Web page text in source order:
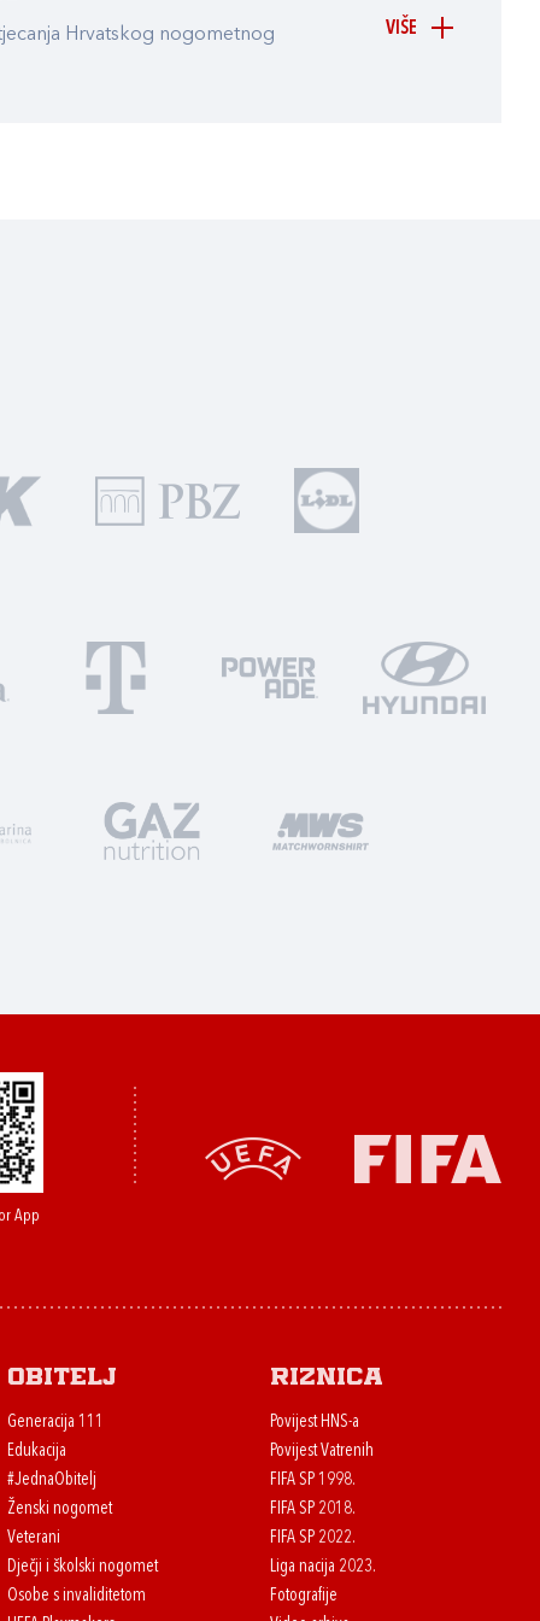
VIŠE
Hrvatskog nogometnog
App
Obitelj
Generacija 111
Edukacija
#JednaObitelj
Ženski nogomet
Veterani
Dječji i školski nogomet
Osobe s invaliditetom
Riznica
Povijest HNS-a
Povijest Vatrenih
FIFA SP 1998.
FIFA SP 2018.
FIFA SP 2022.
Liga nacija 2023.
Fotografije